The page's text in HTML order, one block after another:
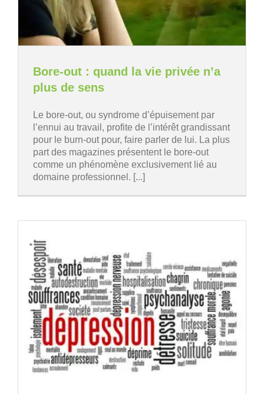
Bore-out : quand la vie privée n’a
plus de sens
Le bore-out, ou syndrome d’épuisement par
l’ennui au travail, profite de l’intérêt grandissant
pour le burn-out pour, faire parler de lui. La plus
part des magazines présentent le bore-out
comme un phénomène exclusivement lié au
domaine professionnel. [...]